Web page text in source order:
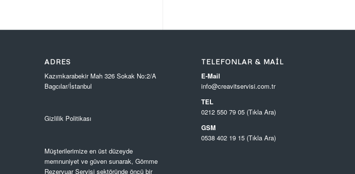
ADRES
Kazımkarabekir Mah 326 Sokak No:2/A
Bagcılar/İstanbul
Gizlilik Politikası
Müşterilerimize en üst düzeyde
memnuniyet ve güven sunarak, Gömme
Rezervuar Servisi sektöründe öncü bir
TELEFONLAR & MAIL
E-Mail
info@creavitservisi.com.tr
TEL
0212 550 79 05 (Tıkla Ara)
GSM
0538 402 19 15 (Tıkla Ara)